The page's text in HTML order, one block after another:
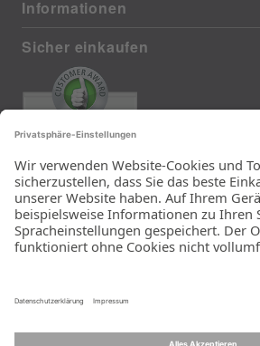
Informationen
Sicher einkaufen
385 reviews from real customers
(last 12 months)
Total: 11283
Die Auswahl und die
Einfachheit der
Bestellung.